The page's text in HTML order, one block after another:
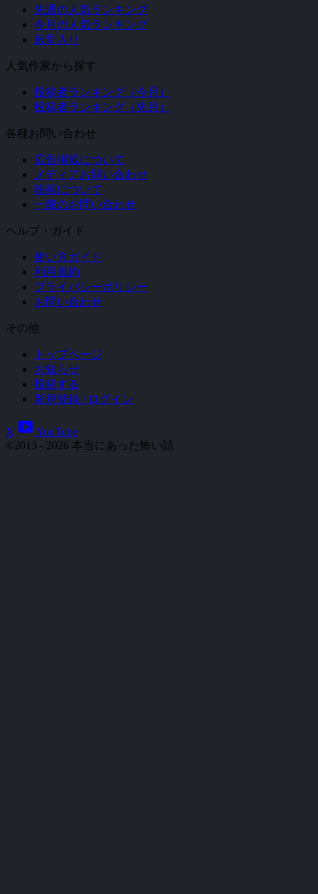
先週の人気ランキング
今月の人気ランキング
殿堂入り
人気作家から探す
投稿者ランキング（今月）
投稿者ランキング（先月）
各種お問い合わせ
広告掲載について
メディアお問い合わせ
映画について
一般のお問い合わせ
ヘルプ・ガイド
使い方ガイド
利用規約
プライバシーポリシー
お問い合わせ
その他
トップページ
お知らせ
投稿する
新規登録 / ログイン
X smart_display YouTube
©2013 - 2026 本当にあった怖い話